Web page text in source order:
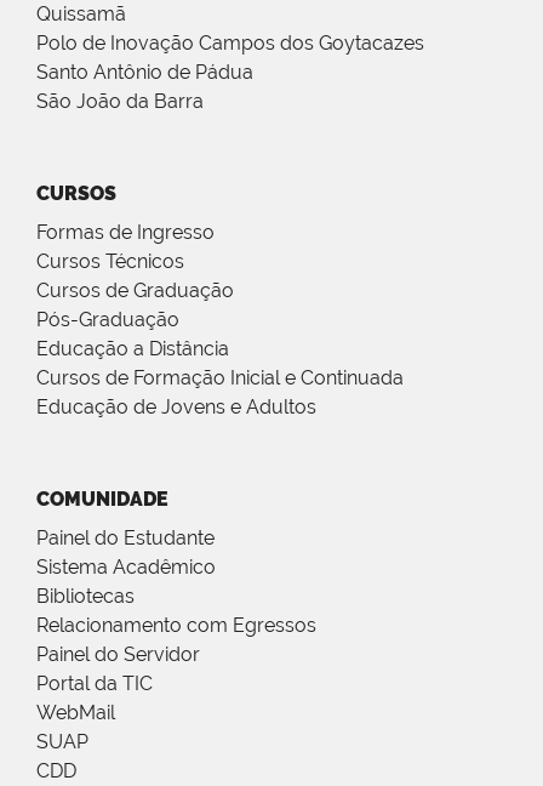
Quissamã
Polo de Inovação Campos dos Goytacazes
Santo Antônio de Pádua
São João da Barra
CURSOS
Formas de Ingresso
Cursos Técnicos
Cursos de Graduação
Pós-Graduação
Educação a Distância
Cursos de Formação Inicial e Continuada
Educação de Jovens e Adultos
COMUNIDADE
Painel do Estudante
Sistema Acadêmico
Bibliotecas
Relacionamento com Egressos
Painel do Servidor
Portal da TIC
WebMail
SUAP
CDD